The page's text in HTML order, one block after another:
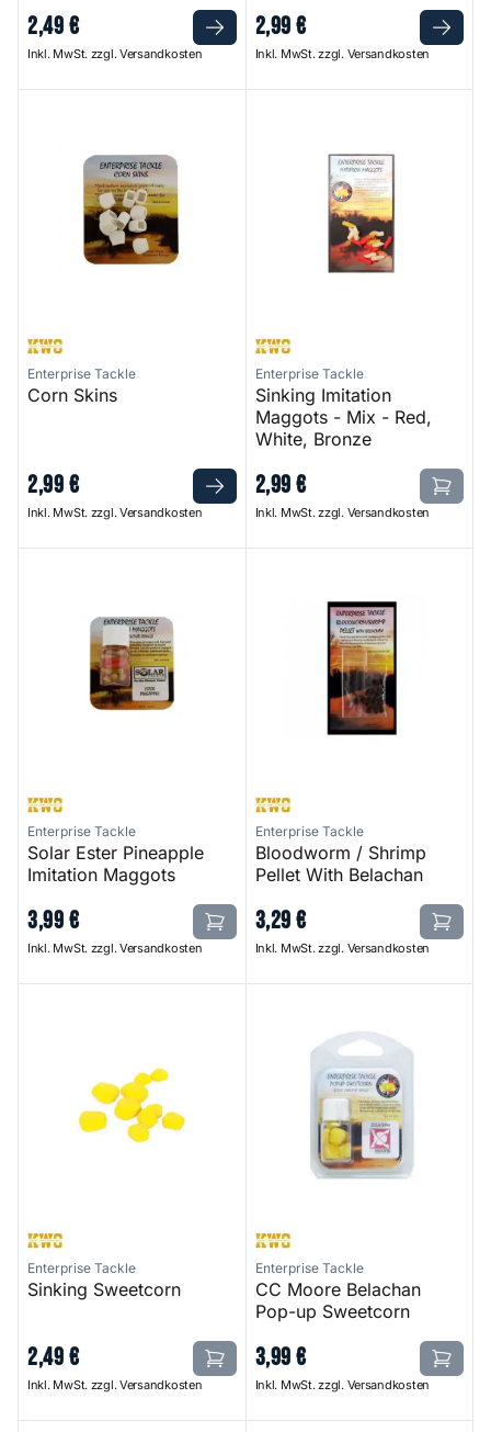
2,49€
Inkl. MwSt. zzgl. Versandkosten
2,99€
Inkl. MwSt. zzgl. Versandkosten
Enterprise Tackle
Corn Skins
2,99€
Inkl. MwSt. zzgl. Versandkosten
Enterprise Tackle
Sinking Imitation
Maggots - Mix - Red,
White, Bronze
2,99€
Inkl. MwSt. zzgl. Versandkosten
Enterprise Tackle
Solar Ester Pineapple
Imitation Maggots
3,99€
Inkl. MwSt. zzgl. Versandkosten
Enterprise Tackle
Bloodworm / Shrimp
Pellet With Belachan
3,29€
Inkl. MwSt. zzgl. Versandkosten
Enterprise Tackle
Sinking Sweetcorn
2,49€
Inkl. MwSt. zzgl. Versandkosten
Enterprise Tackle
CC Moore Belachan
Pop-up Sweetcorn
3,99€
Inkl. MwSt. zzgl. Versandkosten